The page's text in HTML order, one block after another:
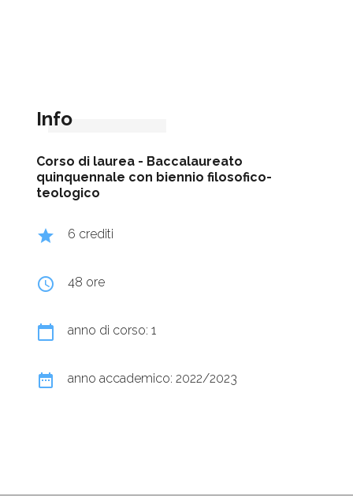
Info
Corso di laurea - Baccalaureato
quinquennale con biennio filosofico-
teologico
grade 6 crediti
query_builder 48 ore
calendar_today anno di corso: 1
date_range anno accademico: 2022/2023